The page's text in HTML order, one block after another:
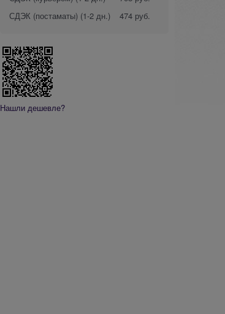
СДЭК (постаматы) (1-2 дн.) 474 руб.
Нашли дешевле?